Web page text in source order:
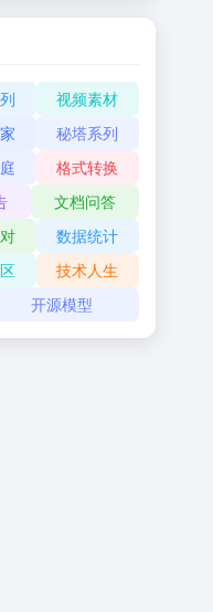
视频素材
秘塔系列
格式转换
文档问答
数据统计
技术人生
开源模型